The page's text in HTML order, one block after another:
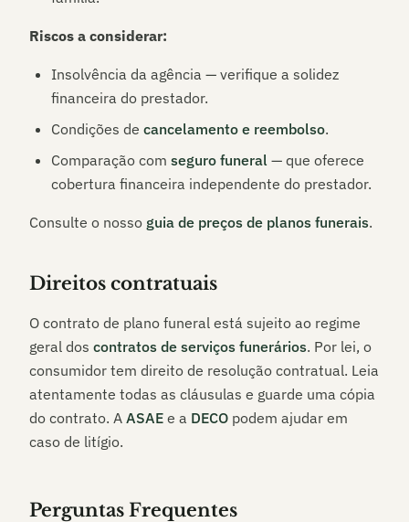
Riscos a considerar:
Insolvência da agência — verifique a solidez
financeira do prestador.
Condições de cancelamento e reembolso.
Comparação com seguro funeral — que oferece
cobertura financeira independente do prestador.
Consulte o nosso guia de preços de planos funerais.
Direitos contratuais
O contrato de plano funeral está sujeito ao regime
geral dos contratos de serviços funerários. Por lei, o
consumidor tem direito de resolução contratual. Leia
atentamente todas as cláusulas e guarde uma cópia
do contrato. A ASAE e a DECO podem ajudar em
caso de litígio.
Perguntas Frequentes